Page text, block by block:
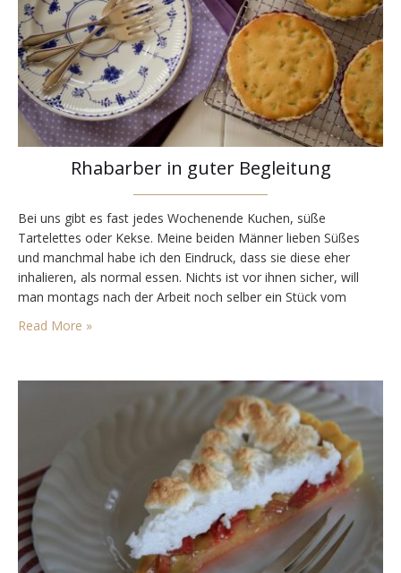
Rhabarber in guter Begleitung
Bei uns gibt es fast jedes Wochenende Kuchen, süße
Tartelettes oder Kekse. Meine beiden Männer lieben Süßes
und manchmal habe ich den Eindruck, dass sie diese eher
inhalieren, als normal essen. Nichts ist vor ihnen sicher, will
man montags nach der Arbeit noch selber ein Stück vom
Wochenendkuchen haben, so muss man das ausdrücklich
Read More »